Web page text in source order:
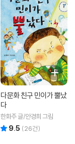
다문화 친구 민이가 뿔났
다
한화주 글/안경희 그림
9.5 (26건)